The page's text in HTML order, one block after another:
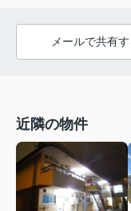
メールで共有す
近隣の物件